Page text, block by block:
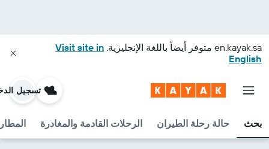
en.kayak.sa متوفر أيضاً باللغة الإنجليزية. Visit site in
English
بحث حالة رحلة الطيران الرحلات القادمة والمغادرة
تسجيل